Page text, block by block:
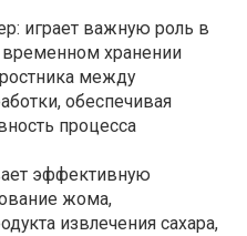
играет важную роль в
хранении
между
обеспечивая
процесса
эффективную
жома,
извлечения сахара,